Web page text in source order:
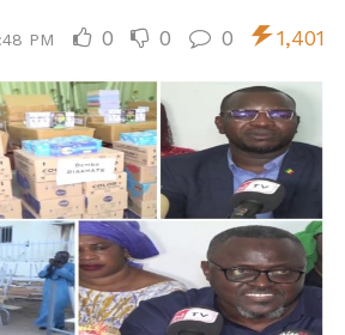
PM 0 0 0 1,401